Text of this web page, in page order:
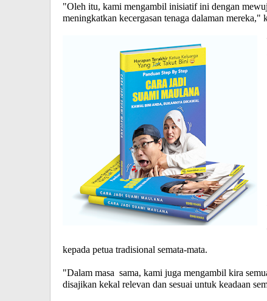
"Oleh itu, kami mengambil inisiatif ini dengan
meningkatkan kecergasan tenaga dalaman mereka,"
kepada petua tradisional semata-mata.
"Dalam masa sama, kami juga mengambil kira
disajikan kekal relevan dan sesuai untuk keadaan